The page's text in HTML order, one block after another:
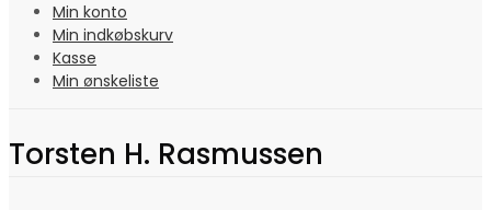
Min konto
Min indkøbskurv
Kasse
Min ønskeliste
Torsten H. Rasmussen